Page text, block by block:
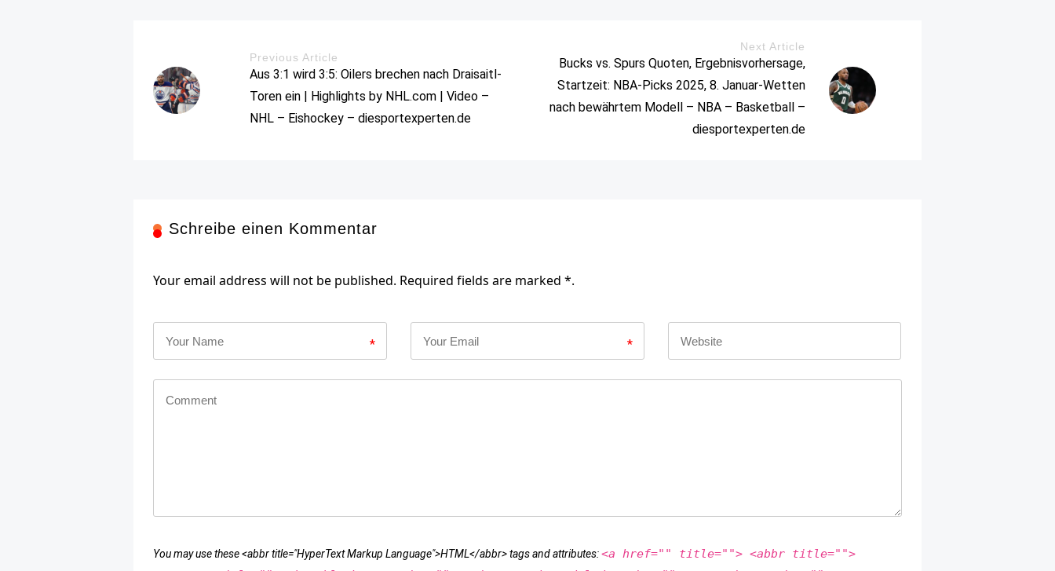
Previous Article
Aus 3:1 wird 3:5: Oilers brechen nach Draisaitl-
Toren ein | Highlights by NHL.com | Video –
NHL – Eishockey – diesportexperten.de
Next Article
Bucks vs. Spurs Quoten, Ergebnisvorhersage,
Startzeit: NBA-Picks 2025, 8. Januar-Wetten
nach bewährtem Modell – NBA – Basketball –
diesportexperten.de
Schreibe einen Kommentar
Your email address will not be published. Required fields are marked *.
* *
You may use these <abbr title="HyperText Markup Language">HTML</abbr> tags and attributes:<a href="" title=""> <abbr title="">